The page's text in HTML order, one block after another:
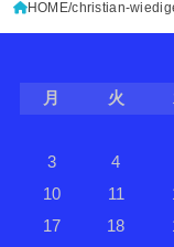
HOME christian-
月
火
3
4
10
11
17
18